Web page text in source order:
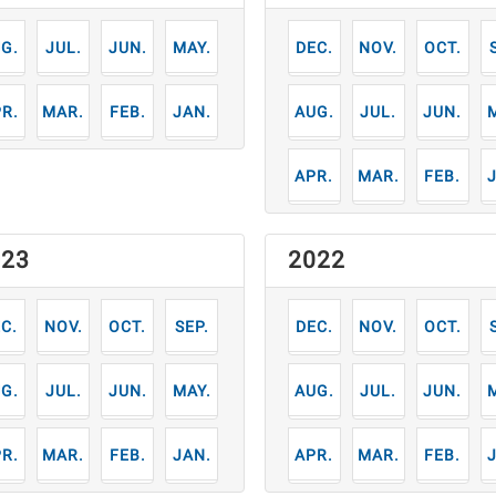
7月 6月 5月
3月 2月 1月
12月 11月 10月
8月 7月 6月
4月 3月 2月
月 11月 10月 9月
7月 6月 5月
3月 2月 1月
2022
12月 11月 10月
8月 7月 6月
4月 3月 2月